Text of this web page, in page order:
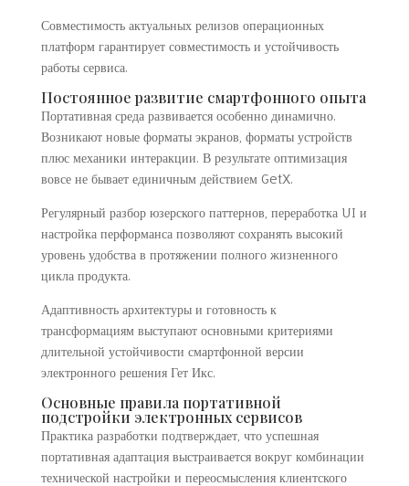
Совместимость актуальных релизов операционных
платформ гарантирует совместимость и устойчивость
работы сервиса.
Постоянное развитие смартфонного опыта
Портативная среда развивается особенно динамично.
Возникают новые форматы экранов, форматы устройств
плюс механики интеракции. В результате оптимизация
вовсе не бывает единичным действием GetX.
Регулярный разбор юзерского паттернов, переработка UI и
настройка перформанса позволяют сохранять высокий
уровень удобства в протяжении полного жизненного
цикла продукта.
Адаптивность архитектуры и готовность к
трансформациям выступают основными критериями
длительной устойчивости смартфонной версии
электронного решения Гет Икс.
Основные правила портативной
подстройки электронных сервисов
Практика разработки подтверждает, что успешная
портативная адаптация выстраивается вокруг комбинации
технической настройки и переосмысления клиентского